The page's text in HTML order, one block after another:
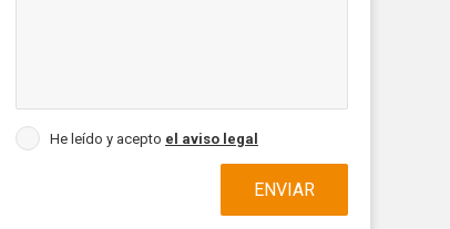
He leído y acepto el aviso legal
ENVIAR